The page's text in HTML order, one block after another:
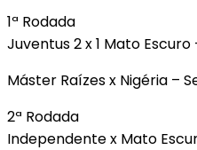
1ª Rodada
Juventus 2 x 1 Mato
Máster Raízes x Nigéria –
2ª Rodada
Independente x Mato